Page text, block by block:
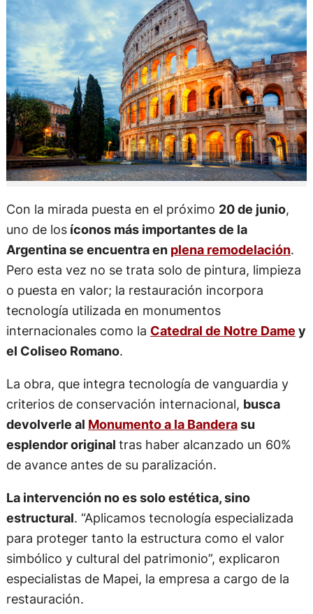
Con la mirada puesta en el próximo 20 de junio,
uno de losíconos más importantes de la
Argentina se encuentra en plena remodelación.
Pero esta vez no se trata solo de pintura, limpieza
o puesta en valor; la restauración incorpora
tecnología utilizada en monumentos
internacionales como la Catedral de Notre Dame y
el Coliseo Romano.
La obra, que integra tecnología de vanguardia y
criterios de conservación internacional, busca
devolverle al Monumento a la Banderasu
esplendor original tras haber alcanzado un 60%
de avance antes de su paralización.
La intervención no es solo estética, sino
estructural. “Aplicamos tecnología especializada
para proteger tanto la estructura como el valor
simbólico y cultural del patrimonio”, explicaron
especialistas de Mapei, la empresa a cargo de la
restauración.